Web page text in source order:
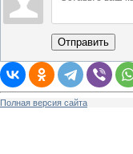
Отправить
Полная версия сайта